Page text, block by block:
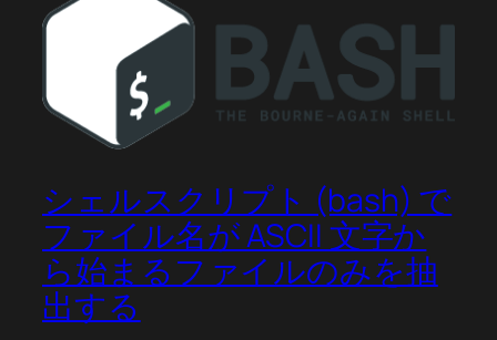
シェルスクリプト (bash) で
ファイル名が ASCII 文字か
ら始まるファイルのみを抽
出する